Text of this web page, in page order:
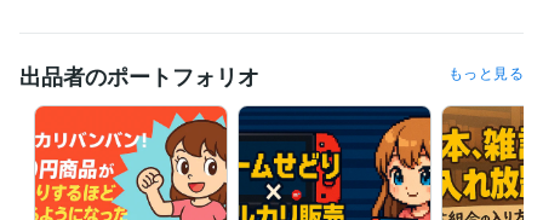
ヤフオクハンター ウイニングザレインボー おもちゃせどりマニュア
ュアル パワーせどらー養成講座
【新】新古本せど
りマニュアル せどり外注化マニュアル 買取せどりマニュアル
資格・検定
群馬県公安委員会古物商許可 取得年 : 1994年
群馬県古書籍商組合会員 取得年 : 2006年
出品者のポートフォリオ もっと見る